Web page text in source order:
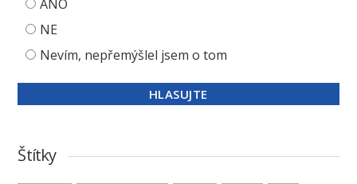
ANO
NE
Nevím, nepřemýšlel jsem o tom
Štítky